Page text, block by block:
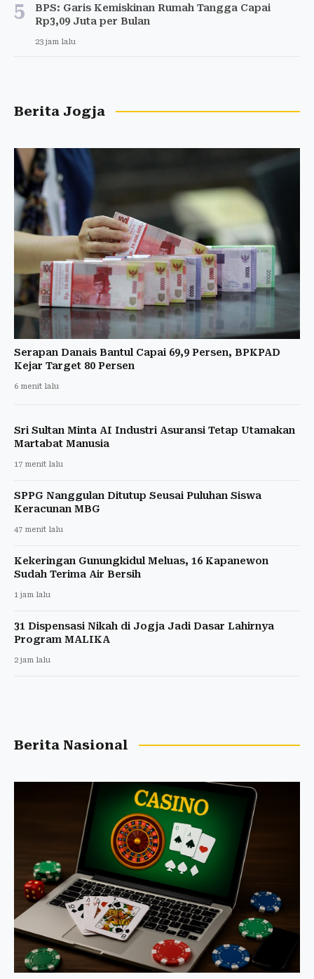
5
BPS: Garis Kemiskinan Rumah Tangga Capai
Rp3,09 Juta per Bulan
23 jam lalu
Berita Jogja
Serapan Danais Bantul Capai 69,9 Persen, BPKPAD
Kejar Target 80 Persen
6 menit lalu
Sri Sultan Minta AI Industri Asuransi Tetap Utamakan
Martabat Manusia
17 menit lalu
SPPG Nanggulan Ditutup Seusai Puluhan Siswa
Keracunan MBG
47 menit lalu
Kekeringan Gunungkidul Meluas, 16 Kapanewon
Sudah Terima Air Bersih
1 jam lalu
31 Dispensasi Nikah di Jogja Jadi Dasar Lahirnya
Program MALIKA
2 jam lalu
Berita Nasional